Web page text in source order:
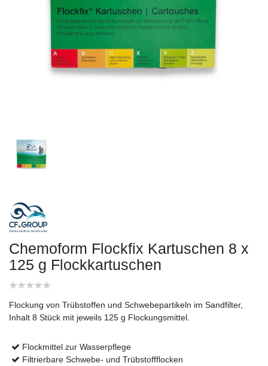
Chemoform Flockfix Kartuschen 8 x
125 g Flockkartuschen
Flockung von Trübstoffen und Schwebepartikeln im Sandfilter,
Inhalt 8 Stück mit jeweils 125 g Flockungsmittel.
Flockmittel zur Wasserpflege
Filtrierbare Schwebe- und Trübstoffflocken